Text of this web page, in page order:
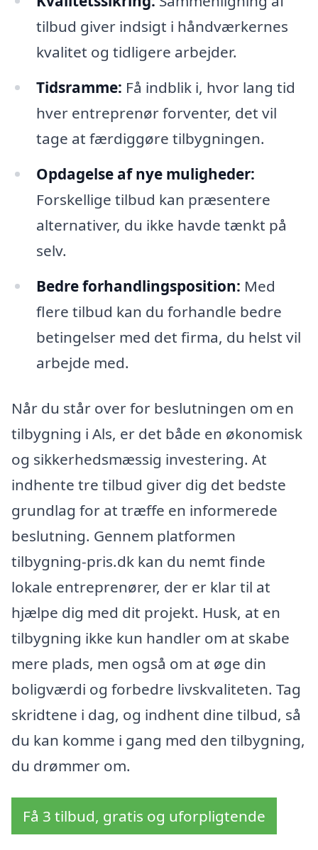
tilbud giver indsigt i håndværkernes
kvalitet og tidligere arbejder.
Tidsramme: Få indblik i, hvor lang tid
hver entreprenør forventer, det vil
tage at færdiggøre tilbygningen.
Opdagelse af nye muligheder:
Forskellige tilbud kan præsentere
alternativer, du ikke havde tænkt på
selv.
Bedre forhandlingsposition: Med
flere tilbud kan du forhandle bedre
betingelser med det firma, du helst vil
arbejde med.
Når du står over for beslutningen om en
tilbygning i Als, er det både en økonomisk
og sikkerhedsmæssig investering. At
indhente tre tilbud giver dig det bedste
grundlag for at træffe en informerede
beslutning. Gennem platformen
tilbygning-pris.dk kan du nemt finde
lokale entreprenører, der er klar til at
hjælpe dig med dit projekt. Husk, at en
tilbygning ikke kun handler om at skabe
mere plads, men også om at øge din
boligværdi og forbedre livskvaliteten. Tag
skridtene i dag, og indhent dine tilbud, så
du kan komme i gang med den tilbygning,
du drømmer om.
Få 3 tilbud, gratis og uforpligtende